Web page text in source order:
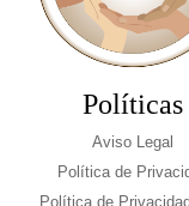
Políticas
Aviso Legal
Política de
Política de